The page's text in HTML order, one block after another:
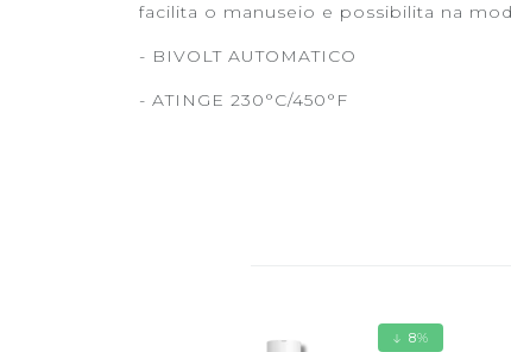
facilita o manuseio e possibilita na
- BIVOLT AUTOMATICO
- ATINGE 230°C/450°F
8%